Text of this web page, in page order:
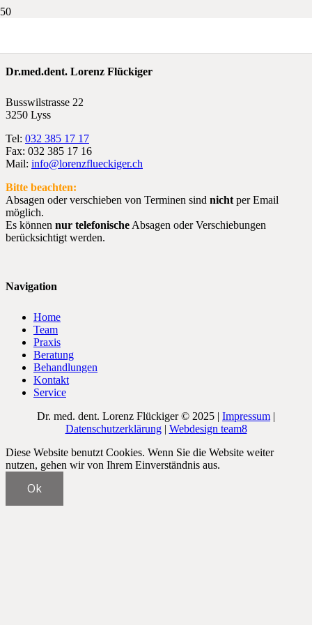
Dr.med.dent. Lorenz Flückiger
Busswilstrasse 22
3250 Lyss
Tel: 032 385 17 17
Fax: 032 385 17 16
Mail: info@lorenzflueckiger.ch
Bitte beachten:
Absagen oder verschieben von Terminen sind nicht per Email
möglich.
Es können nur telefonische Absagen oder Verschiebungen
berücksichtigt werden.
Navigation
Home
Team
Praxis
Beratung
Behandlungen
Kontakt
Service
Dr. med. dent. Lorenz Flückiger © 2025 | Impressum |
Datenschutzerklärung| Webdesign team8
Diese Website benutzt Cookies. Wenn Sie die Website weiter
nutzen, gehen wir von Ihrem Einverständnis aus.
Ok